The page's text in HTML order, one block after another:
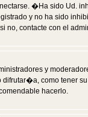
�Ha sido Ud.
y no ha sido
contacte con el
y
difrutar�a, como tener
hacerlo.